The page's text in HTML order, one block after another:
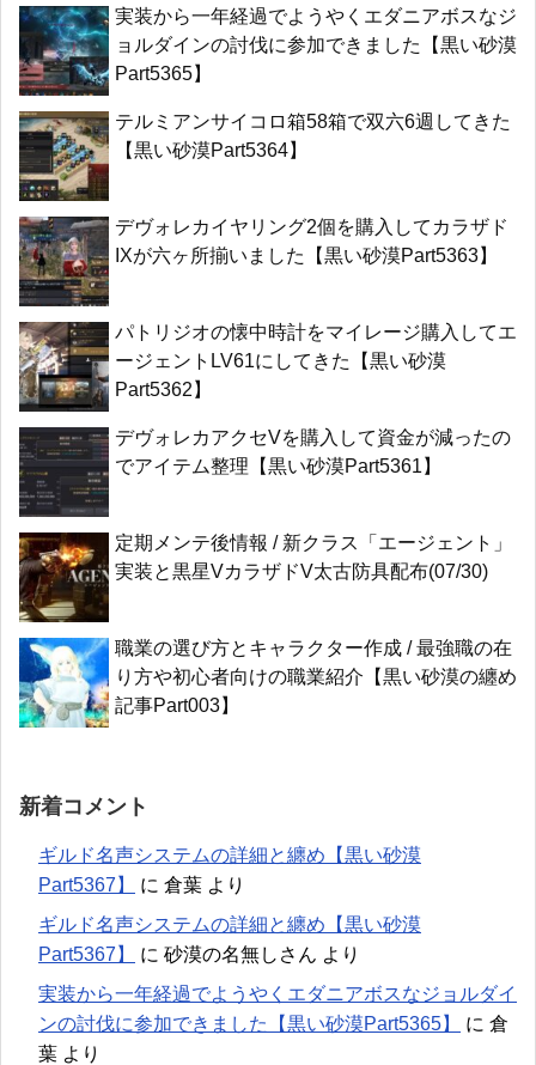
実装から一年経過でようやくエダニアボスなジ
ョルダインの討伐に参加できました【黒い砂漠
Part5365】
テルミアンサイコロ箱58箱で双六6週してきた
【黒い砂漠Part5364】
デヴォレカイヤリング2個を購入してカラザド
IXが六ヶ所揃いました【黒い砂漠Part5363】
パトリジオの懐中時計をマイレージ購入してエ
ージェントLV61にしてきた【黒い砂漠
Part5362】
デヴォレカアクセVを購入して資金が減ったの
でアイテム整理【黒い砂漠Part5361】
定期メンテ後情報 / 新クラス「エージェント」
実装と黒星VカラザドV太古防具配布(07/30)
職業の選び方とキャラクター作成 / 最強職の在
り方や初心者向けの職業紹介【黒い砂漠の纏め
記事Part003】
新着コメント
ギルド名声システムの詳細と纏め【黒い砂漠
Part5367】
に 倉葉 より
ギルド名声システムの詳細と纏め【黒い砂漠
Part5367】
に 砂漠の名無しさん より
実装から一年経過でようやくエダニアボスなジョルダイ
ンの討伐に参加できました【黒い砂漠Part5365】
に 倉
葉 より